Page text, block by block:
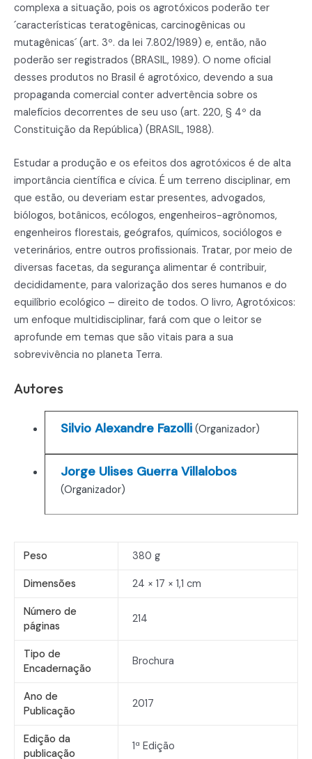
complexa a situação, pois os agrotóxicos poderão ter
´características teratogênicas, carcinogênicas ou
mutagênicas´ (art. 3º. da lei 7.802/1989) e, então, não
poderão ser registrados (BRASIL, 1989). O nome oficial
desses produtos no Brasil é agrotóxico, devendo a sua
propaganda comercial conter advertência sobre os
malefícios decorrentes de seu uso (art. 220, § 4º da
Constituição da República) (BRASIL, 1988).
Estudar a produção e os efeitos dos agrotóxicos é de alta
importância científica e cívica. É um terreno disciplinar, em
que estão, ou deveriam estar presentes, advogados,
biólogos, botânicos, ecólogos, engenheiros-agrônomos,
engenheiros florestais, geógrafos, químicos, sociólogos e
veterinários, entre outros profissionais. Tratar, por meio de
diversas facetas, da segurança alimentar é contribuir,
decididamente, para valorização dos seres humanos e do
equilíbrio ecológico – direito de todos. O livro, Agrotóxicos:
um enfoque multidisciplinar, fará com que o leitor se
aprofunde em temas que são vitais para a sua
sobrevivência no planeta Terra.
Autores
Silvio Alexandre Fazolli(Organizador)
Jorge Ulises Guerra Villalobos
(Organizador)
Peso 380 g
Dimensões 24 × 17 × 1,1 cm
Número de
páginas
214
Tipo de
Encadernação
Brochura
Ano de
Publicação
2017
Edição da
publicação
1ª Edição